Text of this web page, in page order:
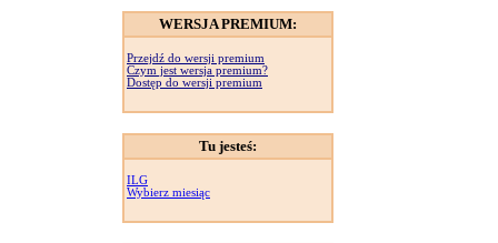
WERSJA PREMIUM:
Przejdź do wersji premium
Czym jest wersja premium?
Dostęp do wersji premium
Tu jesteś:
ILG
Wybierz miesiąc